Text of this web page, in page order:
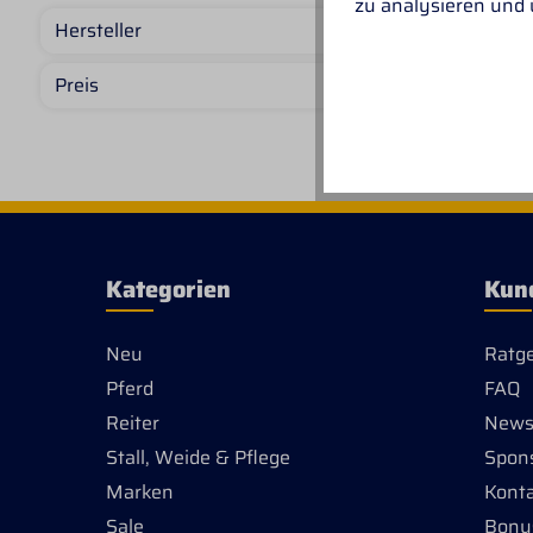
Hersteller
Preis
dem
vier
einer
Kategorien
Neu
Pferd
Reiter
Stall, Weide & Pflege
Marken
Sale
FAQ